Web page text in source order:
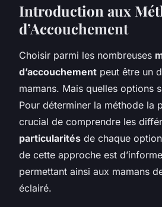
Introduction aux
d’Accouchement
Choisir parmi les nombreuses
d’accouchement peut être un
mamans. Mais quelles options
Pour déterminer la méthode la
crucial de comprendre les
particularités de chaque
de cette approche est
permettant ainsi aux mamans
éclairé.